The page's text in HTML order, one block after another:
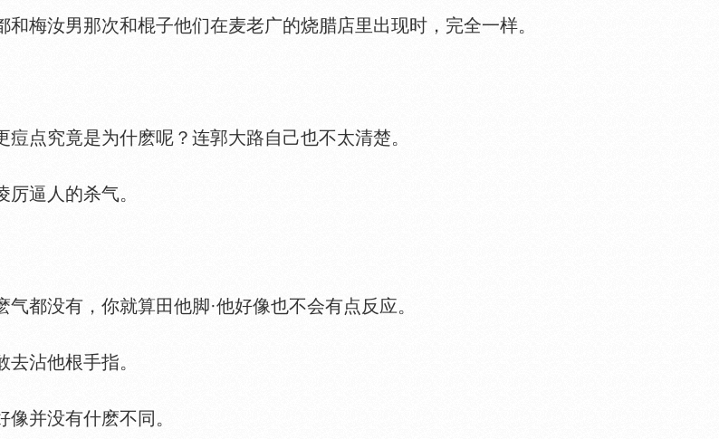
汝男那次和棍子他们在麦老广的烧腊店里出现时，完全一样。
究竟是为什麽呢？连郭大路自己也不太清楚。
逼人的杀气。
没有，你就算田他脚·他好像也不会有点反应。
沾他根手指。
并没有什麽不同。